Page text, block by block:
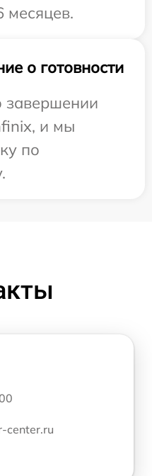
месяцев.
о готовности
и мы
по
center.ru